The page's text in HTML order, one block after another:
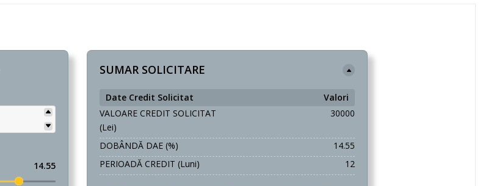
14.55
SUMAR SOLICITARE
Date Credit Solicitat
Valori
VALOARE CREDIT SOLICITAT
(lei)
30000
DOBÂNDĂ DAE (%)
14.55
PERIOADĂ CREDIT (luni)
12